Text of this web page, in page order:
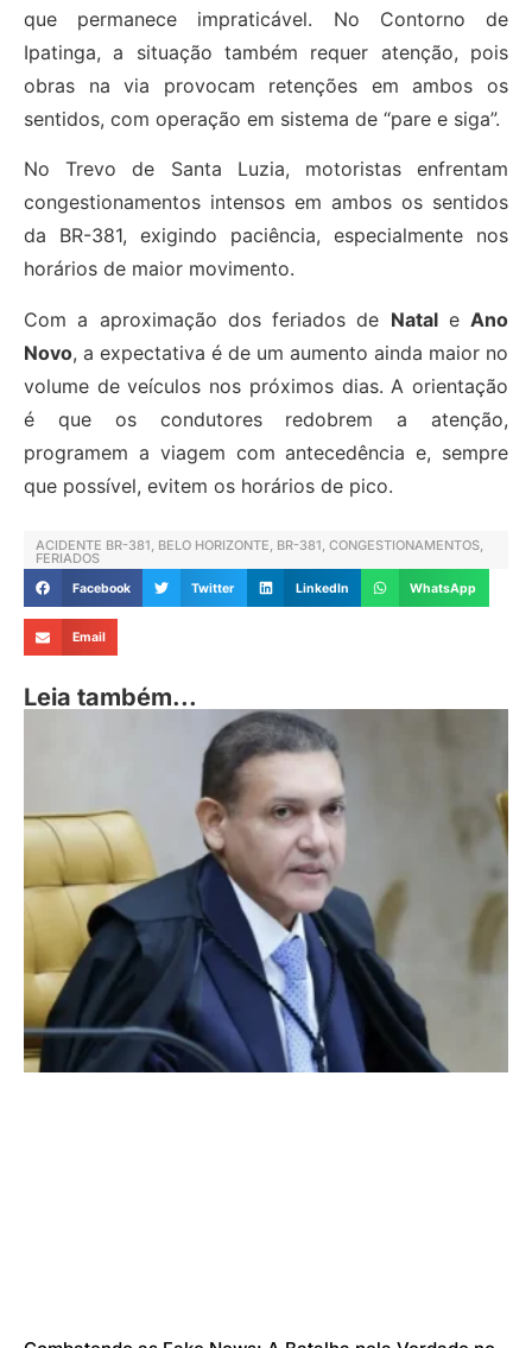
que permanece impraticável. No Contorno de
Ipatinga, a situação também requer atenção, pois
obras na via provocam retenções em ambos os
sentidos, com operação em sistema de “pare e siga”.
No Trevo de Santa Luzia, motoristas enfrentam
congestionamentos intensos em ambos os sentidos
da BR-381, exigindo paciência, especialmente nos
horários de maior movimento.
Com a aproximação dos feriados de Natale Ano
Novo, a expectativa é de um aumento ainda maior no
volume de veículos nos próximos dias. A orientação
é que os condutores redobrem a atenção,
programem a viagem com antecedência e, sempre
que possível, evitem os horários de pico.
ACIDENTE BR-381, BELO HORIZONTE, BR-381, CONGESTIONAMENTOS,
FERIADOS
Facebook Twitter LinkedIn WhatsApp
Email
Leia também...